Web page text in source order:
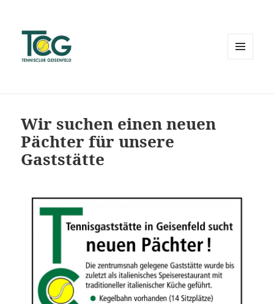
Wir suchen einen neuen
Pächter für unsere
Gaststätte